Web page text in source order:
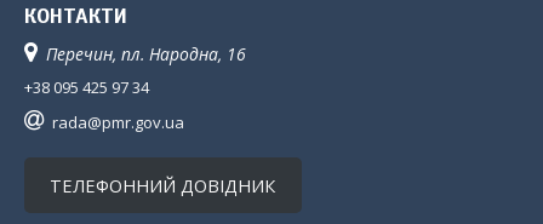
КОНТАКТИ
Перечин, пл. Народна, 16
+38 095 425 97 34
rada@pmr.gov.ua
ТЕЛЕФОННИЙ ДОВІДНИК